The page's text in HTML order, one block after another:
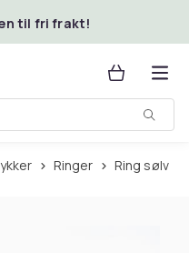
til fri frakt!
Ringer Ring sølv